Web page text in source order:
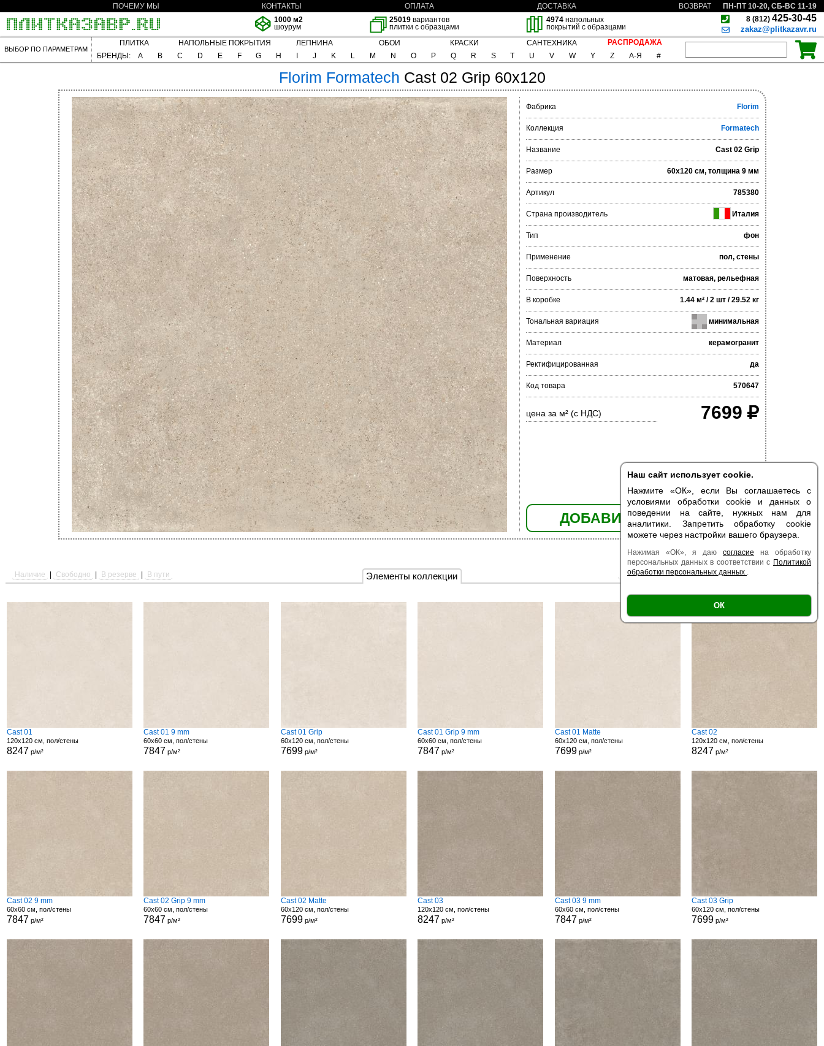
Наш сайт использует cookie.
Нажмите «ОК», если Вы соглашаетесь с
условиями обработки cookie и данных о
поведении на сайте, нужных нам для
аналитики. Запретить обработку cookie
можете через настройки вашего браузера.
Нажимая «ОК», я даю согласие на обработку
персональных данных в соответствии с Политикой
обработки персональных данных .
ОК
ПОЧЕМУ МЫ КОНТАКТЫ ОПЛАТА ДОСТАВКА ВОЗВРАТ
ПН-ПТ 10-20, СБ-ВС 11-19
1000 м2
шоурум
25019 вариантов
плитки с образцами
4974напольных
покрытий с образцами
8 (812) 425-30-45
zakaz@plitkazavr.ru
ВЫБОР ПО ПАРАМЕТРАМ
ПЛИТКА НАПОЛЬНЫЕ ПОКРЫТИЯ ЛЕПНИНА ОБОИ КРАСКИ САНТЕХНИКА
РАСПРОДАЖА
БРЕНДЫ:
A B C D E F G H J K L M N O P Q R S T U V W Y Z А-Я #
Florim Formatech Cast 02 Grip 60x120
Фабрика Florim
Коллекция Formatech
Название Cast 02 Grip
Размер 60x120 см, толщина 9 мм
Артикул 785380
Страна производитель Италия
Тип фон
Применение пол, стены
Поверхность матовая, рельефная
В коробке 1.44 м² / 2 шт / 29.52 кг
Тональная вариация минимальная
Материал керамогранит
Ректифицированная да
Код товара 570647
цена за м² (с НДС) 7699
ДОБАВИТЬ В КОРЗИНУ
Элементы коллекции
Наличие Свободно В резерве В пути Есть образец | Поверхность |
Cast 01
120x120 см, пол/стены
8247 р/м²
Cast 01 9 mm
60x60 см, пол/стены
7847 р/м²
Cast 01 Grip
60x120 см, пол/стены
7699р/м²
Cast 01 Grip 9 mm
60x60 см, пол/стены
7847 р/м²
Cast 01 Matte
60x120 см, пол/стены
7699р/м²
Cast 02
120x120 см, пол/стены
8247 р/м²
Cast 02 9 mm
60x60 см, пол/стены
7847 р/м²
Cast 02 Grip 9 mm
60x60 см, пол/стены
7847 р/м²
Cast 02 Matte
60x120 см, пол/стены
7699р/м²
Cast 03
120x120 см, пол/стены
8247 р/м²
Cast 03 9 mm
60x60 см, пол/стены
7847 р/м²
Cast 03 Grip
60x120 см, пол/стены
7699 р/м²